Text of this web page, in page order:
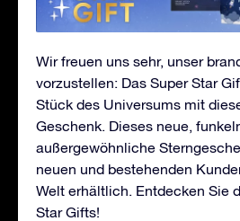
Wir freuen uns sehr, unser
vorzustellen: Das Super Star
Stück des Universums mit
Geschenk. Dieses neue,
außergewöhnliche
neuen und bestehenden
Welt erhältlich. Entdecken Sie
Star Gifts!